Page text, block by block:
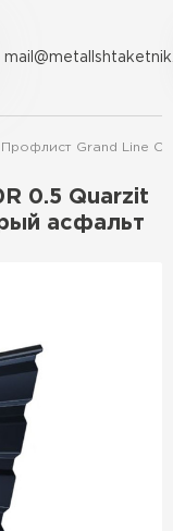
Профлист Grand Line
0.5 Quarzit
асфальт
Контакты